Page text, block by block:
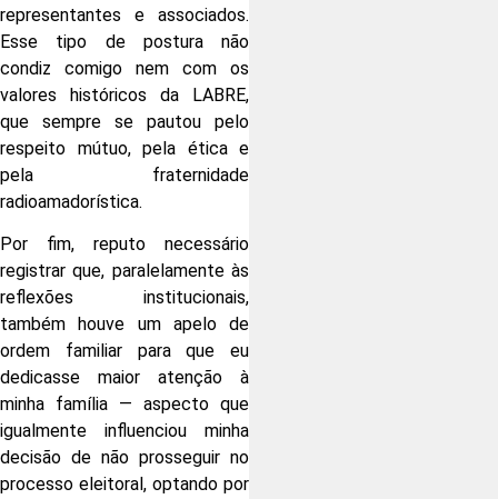
representantes e associados.
Esse tipo de postura não
condiz comigo nem com os
valores históricos da LABRE,
que sempre se pautou pelo
respeito mútuo, pela ética e
pela fraternidade
radioamadorística.
Por fim, reputo necessário
registrar que, paralelamente às
reflexões institucionais,
também houve um apelo de
ordem familiar para que eu
dedicasse maior atenção à
minha família — aspecto que
igualmente influenciou minha
decisão de não prosseguir no
processo eleitoral, optando por